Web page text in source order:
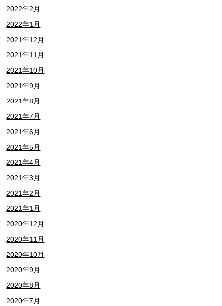
2022年2月
2022年1月
2021年12月
2021年11月
2021年10月
2021年9月
2021年8月
2021年7月
2021年6月
2021年5月
2021年4月
2021年3月
2021年2月
2021年1月
2020年12月
2020年11月
2020年10月
2020年9月
2020年8月
2020年7月